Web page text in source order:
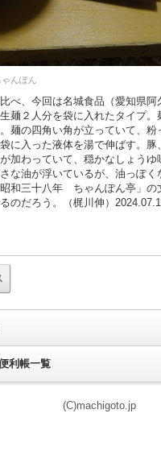
んぽん
べ、今回は名城食品（愛知県阿
麺２人分を袋に入れたタイプ。
麺の四角い角が立っていて、粉
に入った液体を湯で伸ばす。豚
加わっていて、穏かなしょうゆ
な油が浮いているが、油っぽく
和三十八年 ちゃんぽん亭」の
のだろう。（梶川伸）
利帳一覧
(C)machigoto.jp